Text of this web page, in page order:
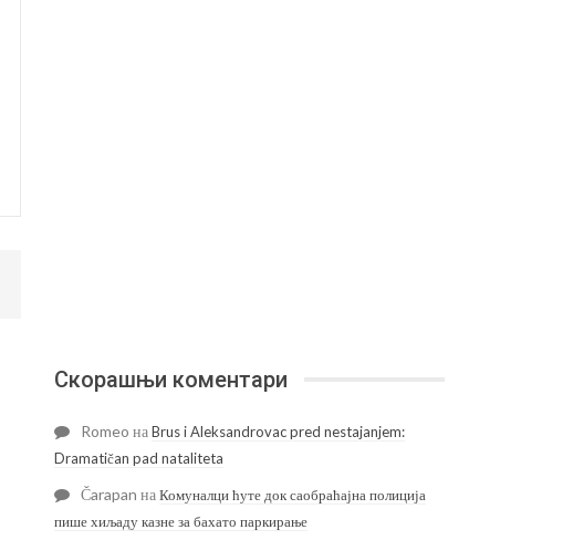
Скорашњи коментари
Romeo наBrus i Aleksandrovac pred nestajanjem:
Dramatičan pad nataliteta
Čarapan наКомуналци ћуте док саобраћајна полиција
пише хиљаду казне за бахато паркирање